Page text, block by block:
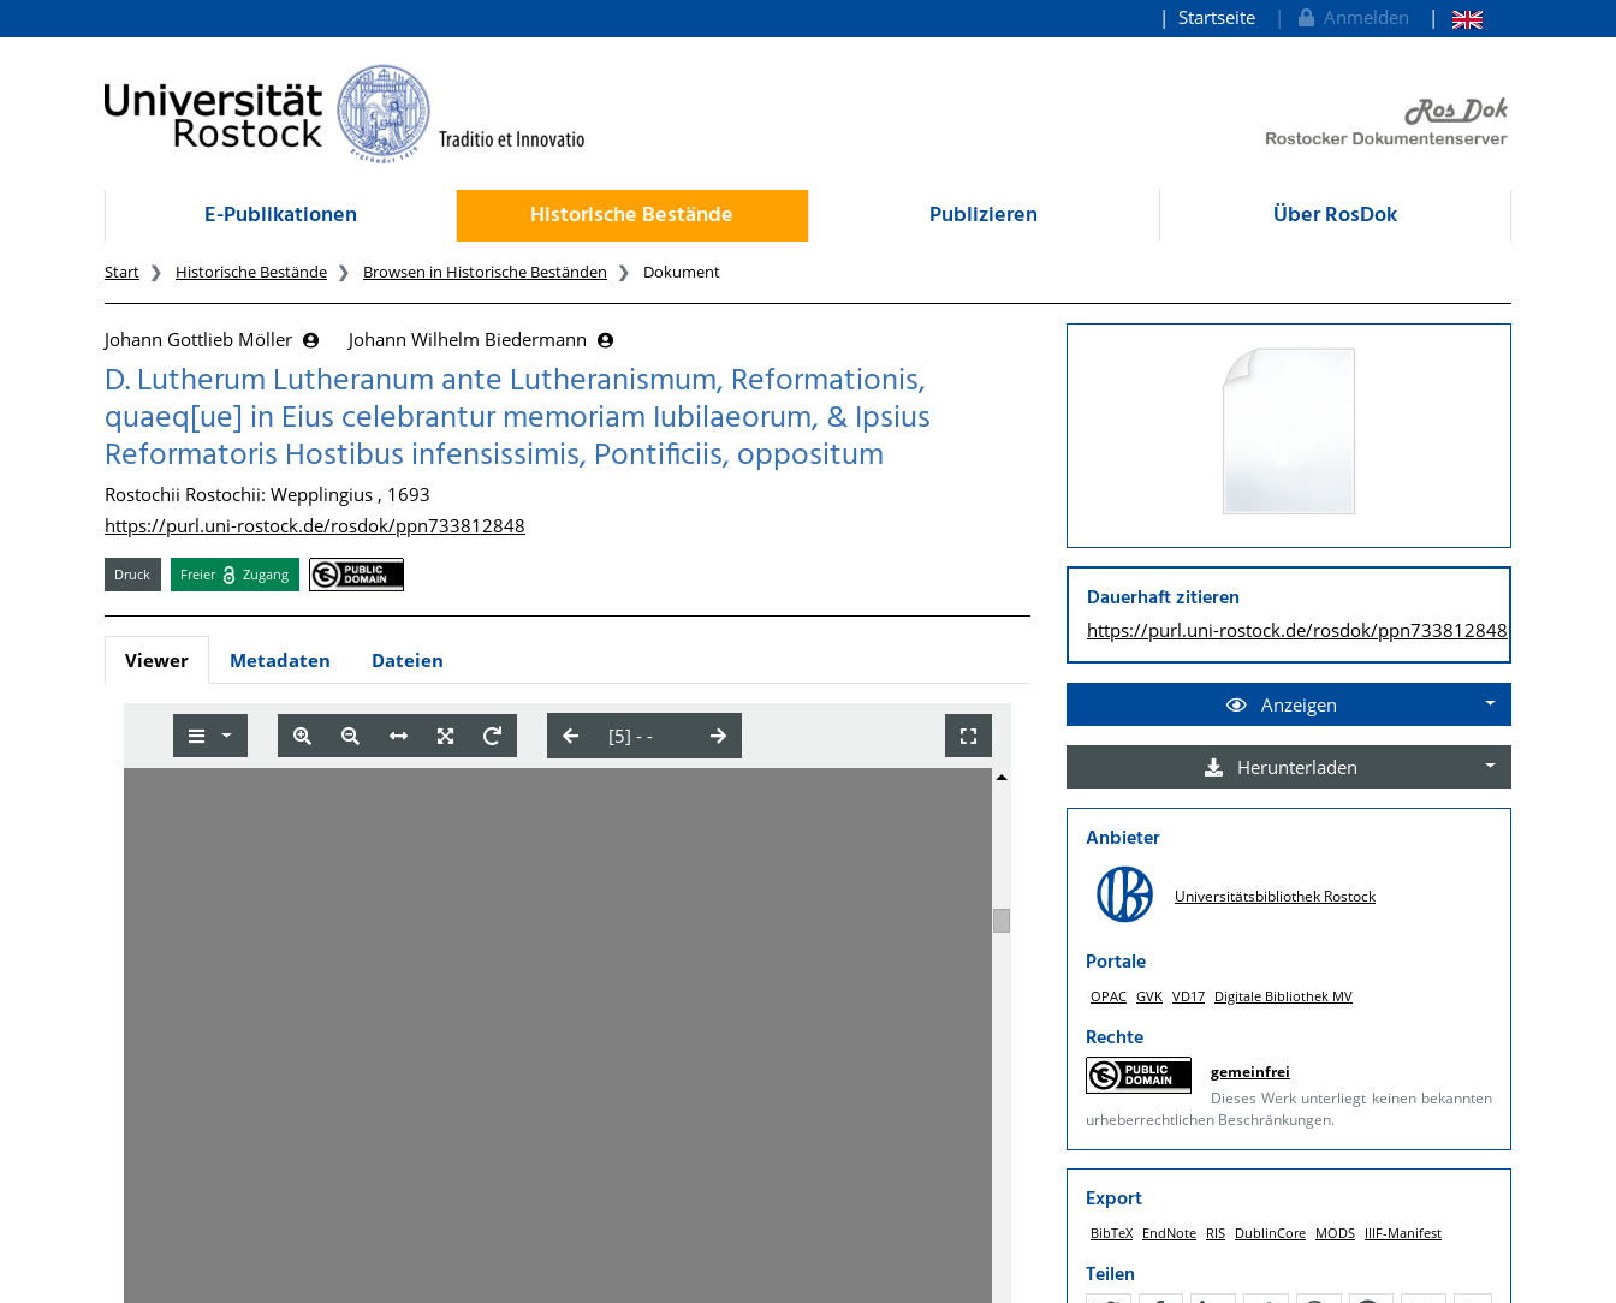
zum Inhalt
Startseite Anmelden
E-Publikationen Historische Bestände Publizieren Über RosDok
Start Historische Bestände Browsen in Historische Beständen Dokument
Johann Gottlieb Möller Johann Wilhelm Biedermann
D. Lutherum Lutheranum ante Lutheranismum, Reformationis,
quaeq[ue] in Eius celebrantur memoriam Iubilaeorum, & Ipsius
Reformatoris Hostibus infensissimis, Pontificiis, oppositum
Rostochii Rostochii: Wepplingius , 1693
https://purl.uni-rostock.de/rosdok/ppn733812848
Druck Freier Zugang
Viewer Metadaten Dateien
Dauerhaft zitieren
https://purl.uni-rostock.de/rosdok/ppn733812848
Anzeigen
Herunterladen
Anbieter
Universitätsbibliothek Rostock
Portale
OPAC GVK VD17 Digitale Bibliothek MV
Rechte
gemeinfrei
Dieses Werk unterliegt keinen bekannten
urheberrechtlichen Beschränkungen.
Export
BibTeX EndNote RIS DublinCore MODS IIIF-Manifest
Teilen